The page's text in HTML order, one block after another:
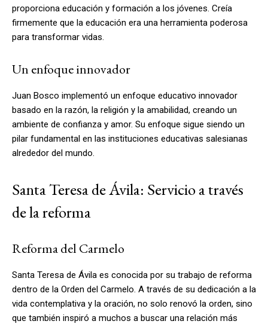
proporciona educación y formación a los jóvenes. Creía
firmemente que la educación era una herramienta poderosa
para transformar vidas.
Un enfoque innovador
Juan Bosco implementó un enfoque educativo innovador
basado en la razón, la religión y la amabilidad, creando un
ambiente de confianza y amor. Su enfoque sigue siendo un
pilar fundamental en las instituciones educativas salesianas
alrededor del mundo.
Santa Teresa de Ávila: Servicio a través
de la reforma
Reforma del Carmelo
Santa Teresa de Ávila es conocida por su trabajo de reforma
dentro de la Orden del Carmelo. A través de su dedicación a la
vida contemplativa y la oración, no solo renovó la orden, sino
que también inspiró a muchos a buscar una relación más